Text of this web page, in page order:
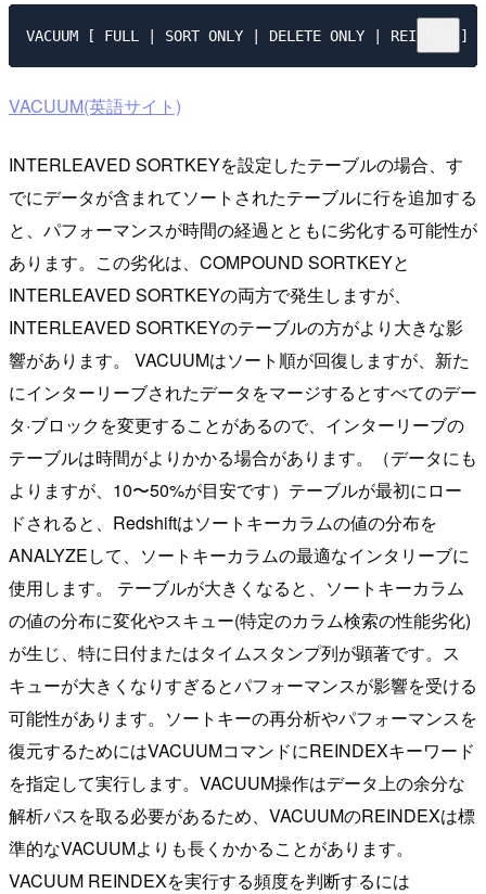
VACUUM(英語サイト)
INTERLEAVED SORTKEYを設定したテーブルの場合、す
でにデータが含まれてソートされたテーブルに行を追加する
と、パフォーマンスが時間の経過とともに劣化する可能性が
あります。この劣化は、COMPOUND SORTKEYと
INTERLEAVED SORTKEYの両方で発生しますが、
INTERLEAVED SORTKEYのテーブルの方がより大きな影
響があります。 VACUUMはソート順が回復しますが、新た
にインターリーブされたデータをマージするとすべてのデー
タ·ブロックを変更することがあるので、インターリーブの
テーブルは時間がよりかかる場合があります。（データにも
よりますが、10〜50%が目安です）テーブルが最初にロー
ドされると、Redshiftはソートキーカラムの値の分布を
ANALYZEして、ソートキーカラムの最適なインタリーブに
使用します。 テーブルが大きくなると、ソートキーカラム
の値の分布に変化やスキュー(特定のカラム検索の性能劣化)
が生じ、特に日付またはタイムスタンプ列が顕著です。ス
キューが大きくなりすぎるとパフォーマンスが影響を受ける
可能性があります。ソートキーの再分析やパフォーマンスを
復元するためにはVACUUMコマンドにREINDEXキーワード
を指定して実行します。VACUUM操作はデータ上の余分な
解析パスを取る必要があるため、VACUUMのREINDEXは標
準的なVACUUMよりも長くかかることがあります。
VACUUM REINDEXを実行する頻度を判断するには